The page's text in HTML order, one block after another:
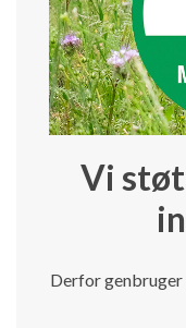
Vi
Derfor genbruger